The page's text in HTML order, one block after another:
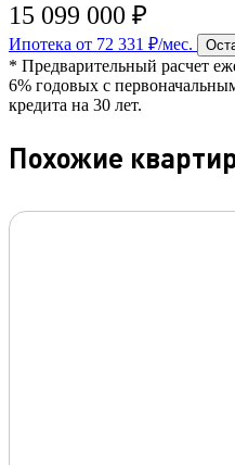
15 099 000 ₽
Ипотека от 72 331 ₽/мес.
* Предварительный расчет
6% годовых с
кредита на 30 лет.
Похожие